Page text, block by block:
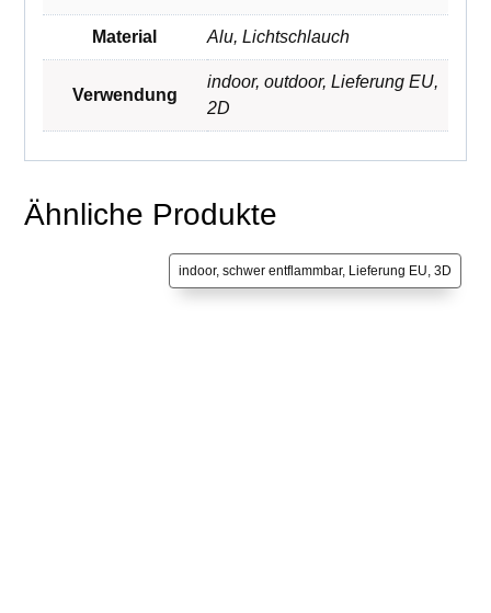
Material Alu, Lichtschlauch
Verwendung
indoor, outdoor, Lieferung EU,
2D
Ähnliche Produkte
indoor, schwer entflammbar, Lieferung EU, 3D